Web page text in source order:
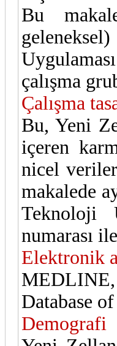
Bu
çalışma
Çalışma
Bu, Yeni
içeren
nicel
makalede
Teknoloji
numarası
Elektronik
Database
Demografi